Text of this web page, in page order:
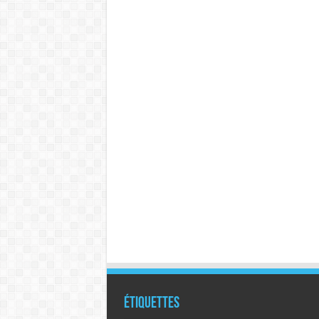
Étiquettes